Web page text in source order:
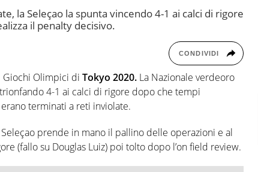
la Seleçao la spunta vincendo 4-1 ai calci di rigore
il penalty decisivo.
CONDIVIDI
Giochi Olimpici di Tokyo 2020. La Nazionale verdeoro
trionfando 4-1 ai calci di rigore dopo che tempi
terminati a reti inviolate.
prende in mano il pallino delle operazioni e al
(fallo su Douglas Luiz) poi tolto dopo l’on field review.